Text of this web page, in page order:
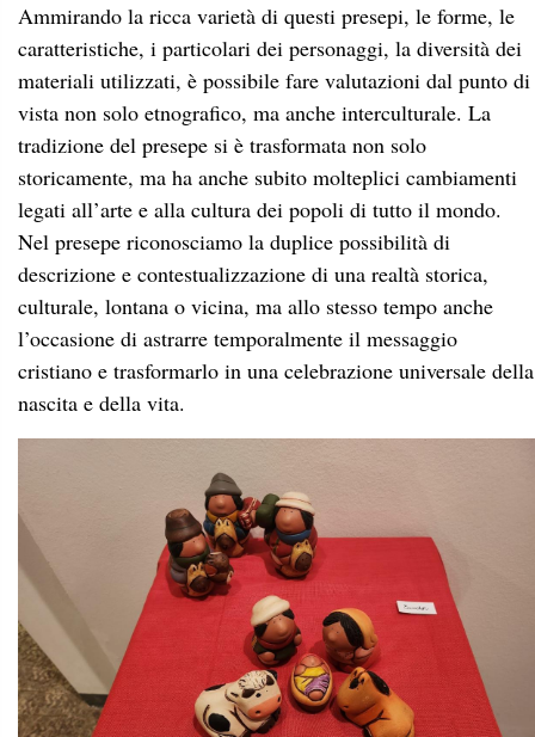
Ammirando la ricca varietà di questi presepi, le forme, le
caratteristiche, i particolari dei personaggi, la diversità dei
materiali utilizzati, è possibile fare valutazioni dal punto di
vista non solo etnografico, ma anche interculturale. La
tradizione del presepe si è trasformata non solo
storicamente, ma ha anche subito molteplici cambiamenti
legati all’arte e alla cultura dei popoli di tutto il mondo.
Nel presepe riconosciamo la duplice possibilità di
descrizione e contestualizzazione di una realtà storica,
culturale, lontana o vicina, ma allo stesso tempo anche
l’occasione di astrarre temporalmente il messaggio
cristiano e trasformarlo in una celebrazione universale della
nascita e della vita.
Nel periodo di esposizione non potevano mancare gli
appuntamenti dedicati ai laboratori.
Si inizia
sabato 2 dicembrealle ore 15.30 con
un’esperienza unica, rivolta ad ogni fascia di età:
Drum
Circlecurato dalla facilitatrice musicale Greta Aliprandi.